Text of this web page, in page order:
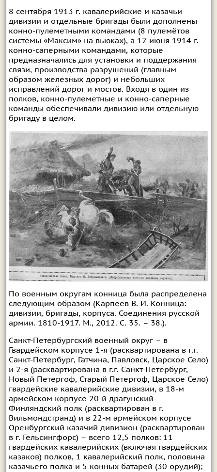
8 сентября 1913 г. кавалерийские и казачьи
дивизии и отдельные бригады были дополнены
конно-пулеметными командами (8 пулемётов
системы «Максим» на вьюках), а 12 июня 1914 г. -
конно-саперными командами, которые
предназначались для установки и поддержания
связи, производства разрушений (главным
образом железных дорог) и небольших
исправлений дорог и мостов. Входя в один из
полков, конно-пулеметные и конно-саперные
команды обеспечивали дивизию или отдельную
бригаду в целом.
По военным округам конница была распределена
следующим образом (Карпеев В. И. Конница:
дивизии, бригады, корпуса. Соединения русской
армии. 1810-1917. М., 2012. С. 35. – 38.).
Санкт-Петербургский военный округ – в
Гвардейском корпусе 1-я (расквартирована в г.г.
Санкт-Петербург, Гатчина, Павловск, Царское Село)
и 2-я (расквартирована в г.г. Санкт-Петербург,
Новый Петергоф, Старый Петергоф, Царское Село)
гвардейские кавалерийские дивизии, в 18-м
армейском корпусе 20-й драгунский
Финляндский полк (расквартирован в г.
Вильмондстранд) и в 22-м армейском корпусе
Оренбургский казачий дивизион (расквартирован
в г. Гельсингфорс) – всего 12,5 полков: 11
гвардейских кавалерийских (включая гвардейских
казаков) полков, 1 кавалерийский полк, половина
казачьего полка и 5 конных батарей (30 орудий);